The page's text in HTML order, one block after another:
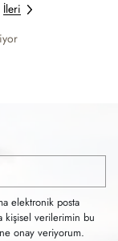
İleri
elektronik posta
kişisel verilerimin bu
onay veriyorum.